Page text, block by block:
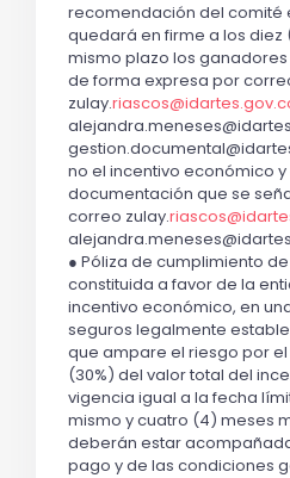
recomendación del comité
quedará en firme a los diez
mismo plazo los
de forma expresa por
zulay.
no el incentivo económico
documentación que se
correo zulay.
● Póliza de cumplimiento
constituida a favor de la
incentivo económico, en
seguros legalmente
que ampare el riesgo por
(30%) del valor total del
vigencia igual a la fecha
mismo y cuatro (4) meses
deberán estar
pago y de las condiciones